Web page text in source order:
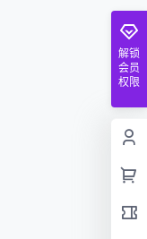
解锁
会员
权限